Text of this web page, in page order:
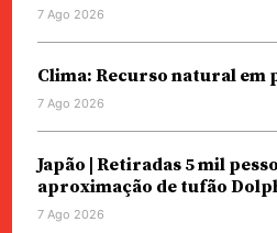
7 Ago 2026
Clima: Recurso natural em
7 Ago 2026
Japão | Retiradas 5 mil
aproximação de tufão
7 Ago 2026